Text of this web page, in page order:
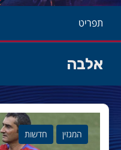
תפריט
אלבה
המגזין חדשות